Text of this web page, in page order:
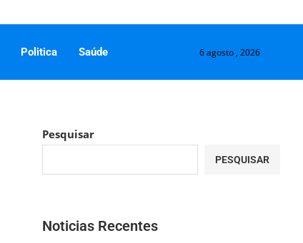
Politica Saúde 6 agosto , 2026
Pesquisar
PESQUISAR
Noticias Recentes